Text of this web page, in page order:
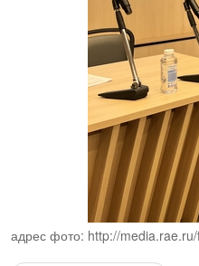
адрес фото: http://